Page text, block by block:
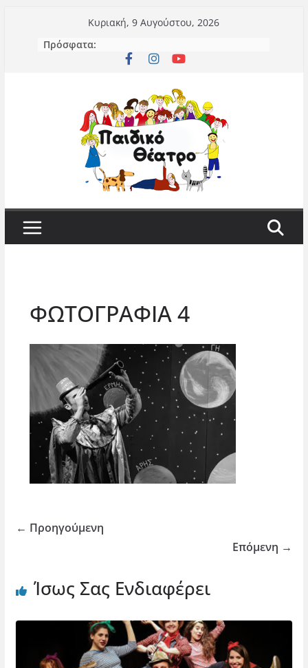
περιεχόμενο
Κυριακή, 9 Αυγούστου, 2026
Πρόσφατα:
ΦΩΤΟΓΡΑΦΙΑ 4
← Προηγούμενη
Επόμενη →
Ίσως Σας Ενδιαφέρει